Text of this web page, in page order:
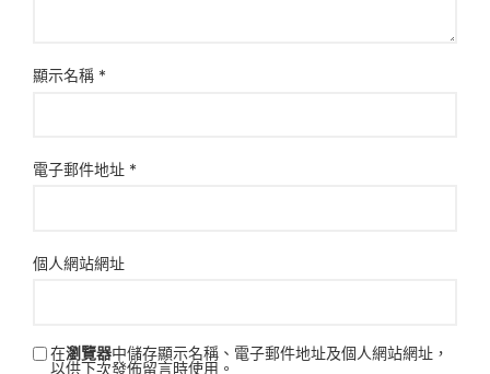
顯示名稱 *
電子郵件地址 *
個人網站網址
在瀏覽器中儲存顯示名稱、電子郵件地址及個人網站網址，
以供下次發佈留言時使用。